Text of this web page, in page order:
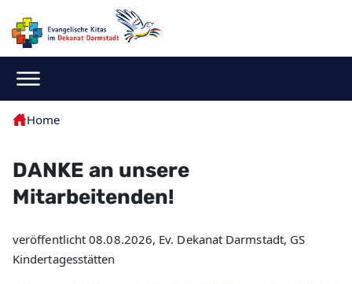
Home
DANKE an unsere
Mitarbeitenden!
veröffentlicht 08.08.2026, Ev. Dekanat Darmstadt, GS
Kindertagesstätten